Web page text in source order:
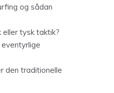
og sådan
eller tysk taktik?
den traditionelle